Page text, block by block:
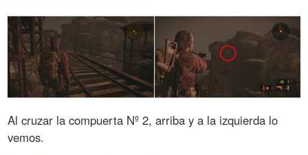
Al cruzar la compuerta Nº 2, arriba y a la izquierda lo
vemos.